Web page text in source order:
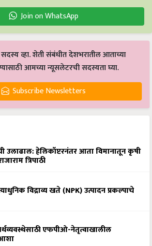
Join on WhatsApp
व्हा. शेती संबंधीत देशभरातील आताच्या
आमच्या न्यूसलेटरची सदस्यता घ्या.
Subscribe Newsletters
उलाढाल: हेलिकॉप्टरनंतर आता विमानातून कृषी
त्रिपाठी
विद्राव्य खते (NPK) उत्पादन प्रकल्पाचे
एफपीओ-नेतृत्वाखालील
आशा